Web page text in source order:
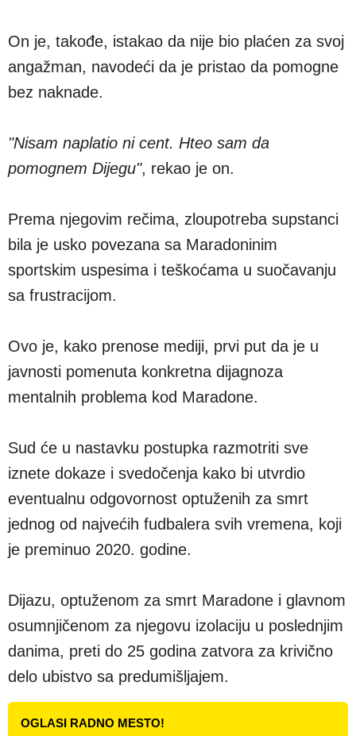
On je, takođe, istakao da nije bio plaćen za svoj
angažman, navodeći da je pristao da pomogne
bez naknade.
"Nisam naplatio ni cent. Hteo sam da
pomognem Dijegu", rekao je on.
Prema njegovim rečima, zloupotreba supstanci
bila je usko povezana sa Maradoninim
sportskim uspesima i teškoćama u suočavanju
sa frustracijom.
Ovo je, kako prenose mediji, prvi put da je u
javnosti pomenuta konkretna dijagnoza
mentalnih problema kod Maradone.
Sud će u nastavku postupka razmotriti sve
iznete dokaze i svedočenja kako bi utvrdio
eventualnu odgovornost optuženih za smrt
jednog od najvećih fudbalera svih vremena, koji
je preminuo 2020. godine.
Dijazu, optuženom za smrt Maradone i glavnom
osumnjičenom za njegovu izolaciju u poslednjim
danima, preti do 25 godina zatvora za krivično
delo ubistvo sa predumišljajem.
OGLASI RADNO MESTO!